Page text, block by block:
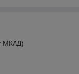
МКАД)